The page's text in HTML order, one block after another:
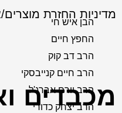
הבן איש חי
החפץ חיים
הרב דב קוק
הרב חיים קנייבסקי
הרב יורם אברג'ל
הרב יצחק כדורי
מדיניות החזרת
מכבדים